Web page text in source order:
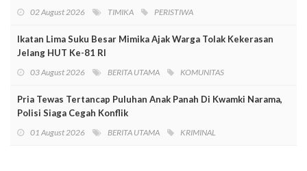
02 August 2026 TIMIKA PERISTIWA
Ikatan Lima Suku Besar Mimika Ajak Warga Tolak Kekerasan
Jelang HUT Ke-81 RI
03 August 2026 BERITA UTAMA KOMUNITAS
Pria Tewas Tertancap Puluhan Anak Panah Di Kwamki Narama,
Polisi Siaga Cegah Konflik
01 August 2026 BERITA UTAMA KRIMINAL